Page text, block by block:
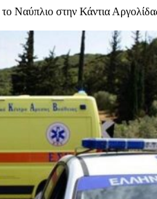
Ναύπλιο στην Κάντια